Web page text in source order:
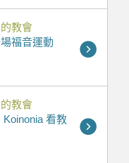
教會
福音運動
教會
看教